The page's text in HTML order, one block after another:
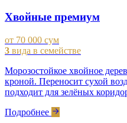
Хвойные премиум
от 70 000 сум
3 вида в семействе
Морозостойкое хвойное
кроной. Переносит сухой
подходит для зелёных
Подробнее